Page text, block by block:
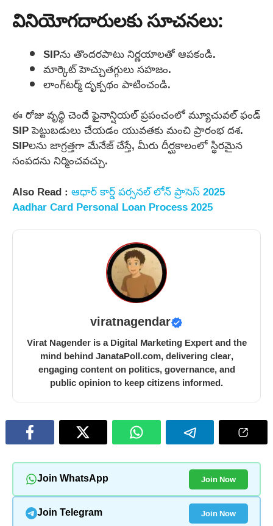
వినియోగదారులకు సూచనలు:
SIPను తొందరపాటు నిర్ణయాలతో ఆపకండి.
మార్కెట్ హెచ్చుతగ్గులు సహజం.
లాంగ్‌టర్మ్ దృక్పథం పాటించండి.
ఈ రోజు వృద్ధి చెందే ఫైనాన్షియల్ ప్రపంచంలో మ్యూచువల్ ఫండ్
SIP పెట్టుబడులు చేయడం యువతకు మంచి ప్రారంభ దశ.
SIPలను జాగ్రత్తగా మేనేజ్ చేస్తే, మీరు దీర్ఘకాలంలో స్థిరమైన
సంపదను నిర్మించవచ్చు.
Also Read : ఆధార్ కార్డ్ పర్సనల్ లోన్ ప్రాసెస్ 2025
Aadhar Card Personal Loan Process 2025
viratnagendar
Virat Nagender is a Digital Marketing Expert and the
mind behind JanataPoll.com, delivering clear,
engaging content on politics, governance, and
public opinion to keep citizens informed.
Join WhatsApp Join Now
Join Telegram Join Now